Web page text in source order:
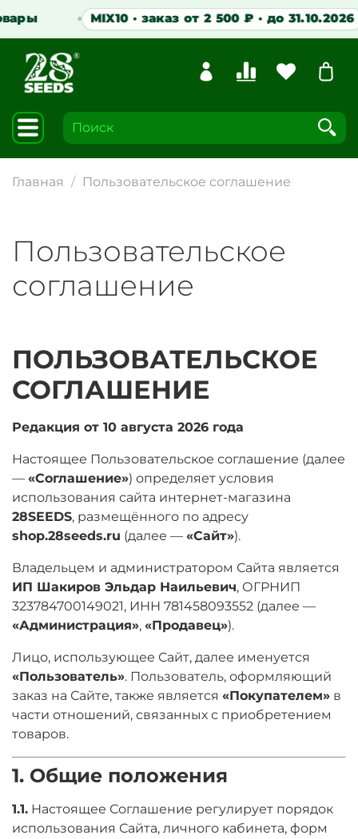
MIX10 · заказ от 2 500 ₽ · до 31.10.2026
Главная Пользовательское соглашение
Пользовательское
соглашение
ПОЛЬЗОВАТЕЛЬСКОЕ
СОГЛАШЕНИЕ
Редакция от 10 августа 2026 года
Настоящее Пользовательское соглашение (далее
— «Соглашение») определяет условия
использования сайта интернет-магазина
28SEEDS, размещённого по адресу
shop.28seeds.ru (далее — «Сайт»).
Владельцем и администратором Сайта является
ИП Шакиров Эльдар Наильевич, ОГРНИП
323784700149021, ИНН 781458093552 (далее —
«Администрация», «Продавец»).
Лицо, использующее Сайт, далее именуется
«Пользователь». Пользователь, оформляющий
заказ на Сайте, также является «Покупателем» в
части отношений, связанных с приобретением
товаров.
1. Общие положения
1.1. Настоящее Соглашение регулирует порядок
использования Сайта, личного кабинета, форм